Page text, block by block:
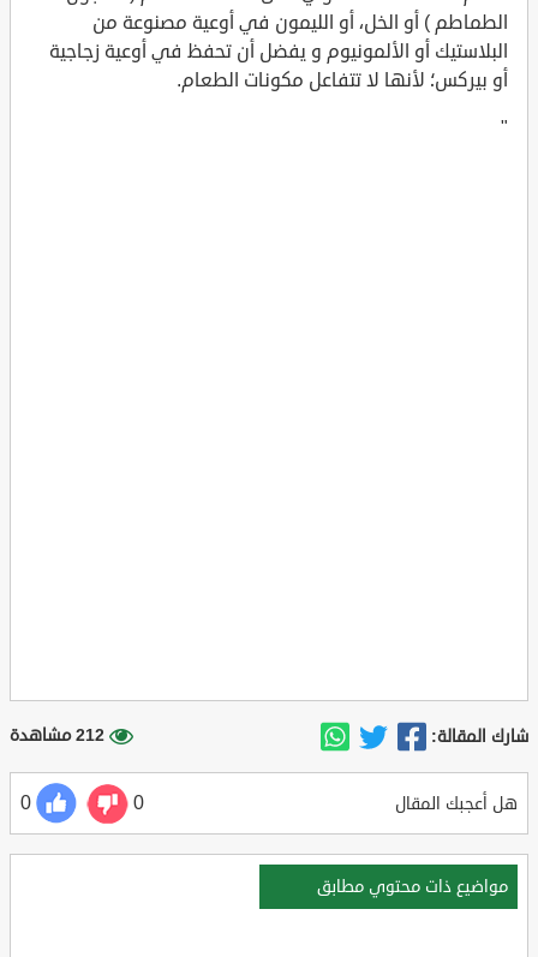
الطماطم ) أو الخل، أو الليمون في أوعية مصنوعة من
البلاستيك أو الألمونيوم و يفضل أن تحفظ في أوعية زجاجية
أو بيركس؛ لأنها لا تتفاعل مكونات الطعام.
"
شارك المقالة: 212 مشاهدة
هل أعجبك المقال 0
0
مواضيع ذات محتوي مطابق